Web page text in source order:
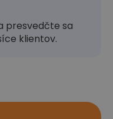
presvedčte sa
klientov.